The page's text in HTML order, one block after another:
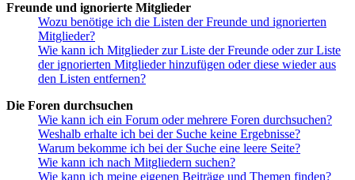
Freunde und ignorierte Mitglieder
Wozu benötige ich die Listen der Freunde und ignorierten
Mitglieder?
Wie kann ich Mitglieder zur Liste der Freunde oder zur Liste
der ignorierten Mitglieder hinzufügen oder diese wieder aus
den Listen entfernen?
Die Foren durchsuchen
Wie kann ich ein Forum oder mehrere Foren durchsuchen?
Weshalb erhalte ich bei der Suche keine Ergebnisse?
Warum bekomme ich bei der Suche eine leere Seite?
Wie kann ich nach Mitgliedern suchen?
Wie kann ich meine eigenen Beiträge und Themen finden?